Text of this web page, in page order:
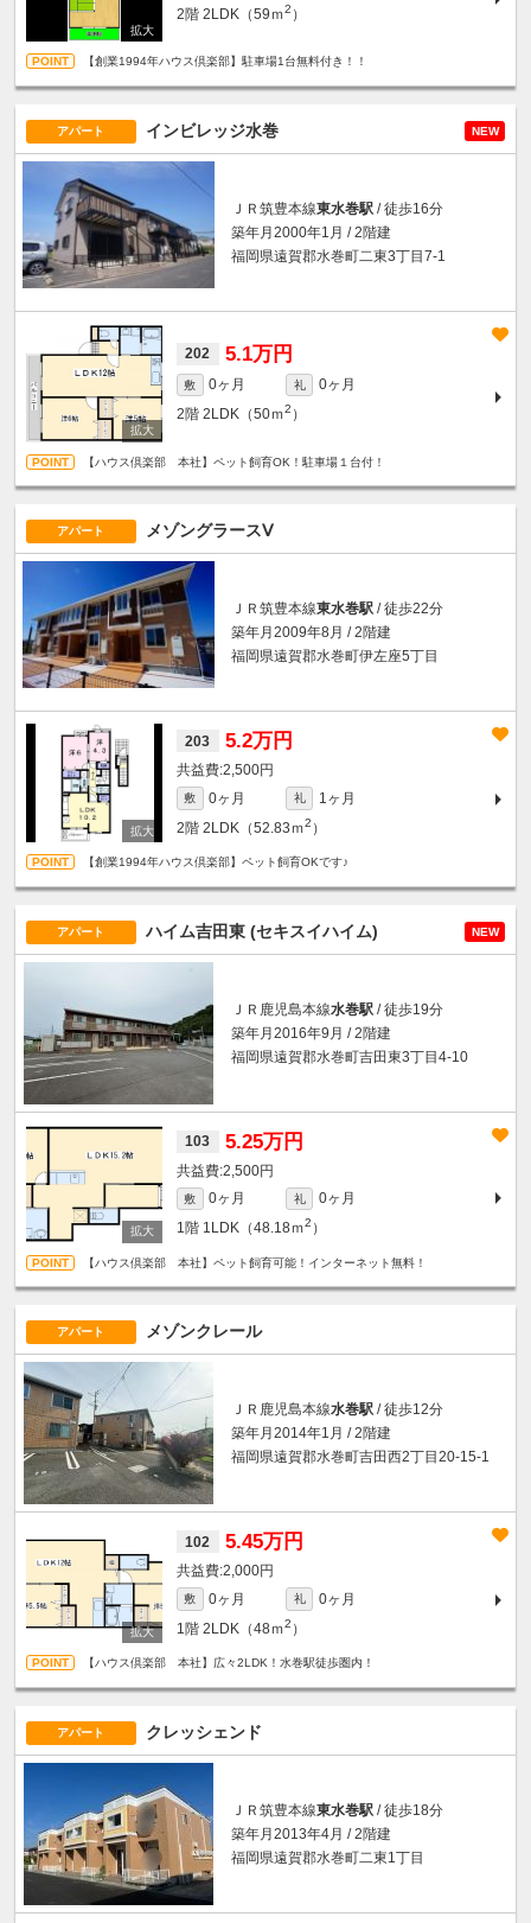
2階 2LDK（59ｍ2 ）
【創業1994年ハウス倶楽部】駐車場1台無料付き！！
アパート インビレッジ水巻 NEW
ＪＲ筑豊本線東水巻駅 / 徒歩16分
築年月2000年1月 / 2階建
福岡県遠賀郡水巻町二東3丁目7-1
202 5.1万円
敷 0ヶ月 礼
0ヶ月
2階 2LDK（50ｍ2 ）
【ハウス倶楽部 本社】ペット飼育OK！駐車場１台付！
アパート メゾングラースⅤ
ＪＲ筑豊本線東水巻駅 / 徒歩22分
築年月2009年8月 / 2階建
福岡県遠賀郡水巻町伊左座5丁目
203 5.2万円
2,500円
敷 0ヶ月 礼
1ヶ月
2階 2LDK（52.83ｍ2 ）
【創業1994年ハウス倶楽部】ペット飼育OKです♪
アパート ハイム吉田東 (セキスイハイム) NEW
ＪＲ鹿児島本線水巻駅 / 徒歩19分
築年月2016年9月 / 2階建
福岡県遠賀郡水巻町吉田東3丁目4-10
103 5.25万円
2,500円
敷 0ヶ月 礼
0ヶ月
1階 1LDK（48.18ｍ2 ）
【ハウス倶楽部 本社】ペット飼育可能！インターネット無料！
アパート メゾンクレール
ＪＲ鹿児島本線水巻駅 / 徒歩12分
築年月2014年1月 / 2階建
福岡県遠賀郡水巻町吉田西2丁目20-15-1
102 5.45万円
2,000円
敷 0ヶ月 礼
0ヶ月
1階 2LDK（48ｍ2 ）
【ハウス倶楽部 本社】広々2LDK！水巻駅徒歩圏内！
アパート クレッシェンド
ＪＲ筑豊本線東水巻駅 / 徒歩18分
築年月2013年4月 / 2階建
福岡県遠賀郡水巻町二東1丁目